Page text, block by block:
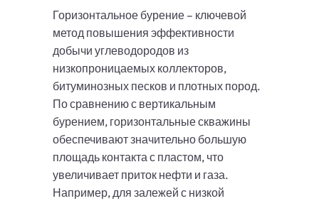
Горизонтальное бурение – ключевой
метод повышения эффективности
добычи углеводородов из
низкопроницаемых коллекторов,
битуминозных песков и плотных пород.
По сравнению с вертикальным
бурением, горизонтальные скважины
обеспечивают значительно большую
площадь контакта с пластом, что
увеличивает приток нефти и газа.
Например, для залежей с низкой